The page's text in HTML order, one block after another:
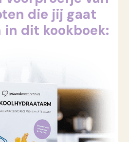
die jij gaat
dit kookboek: